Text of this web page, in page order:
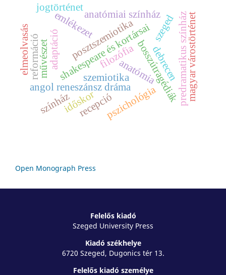
shakespeare és kortársai
angol reneszánsz dráma bosszútragédiák
adaptáció
szemiotika
posztszemiotika predramatikus színház
reformáció anatómia
anatómiai színház
filozófia
művészet
emlékezet
időskor pszichológia
jogtörténet
magyar várostörténet
szeged
debrecen
recepció
színház
elmeolvasás
Open Monograph Press
Felelős kiadó
Szeged University Press
Kiadó székhelye
6720 Szeged, Dugonics tér 13.
Felelős kiadó személye